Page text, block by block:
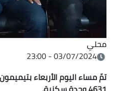
محلي
03/07/2024 - 23:00
تمّ مساء اليوم الأربعاء